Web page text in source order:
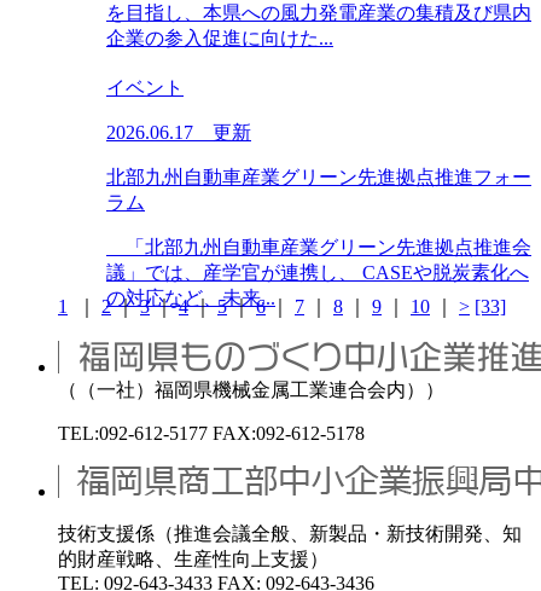
を目指し、本県への風力発電産業の集積及び県内
企業の参入促進に向けた...
イベント
2026.06.17 更新
北部九州自動車産業グリーン先進拠点推進フォー
ラム
「北部九州自動車産業グリーン先進拠点推進会
議」では、産学官が連携し、 CASEや脱炭素化へ
の対応など、未来...
1 2｜3｜4｜5｜6｜ 7 8 9 10 > [33]
（（一社）福岡県機械金属工業連合会内））
TEL:092-612-5177 FAX:092-612-5178
技術支援係（推進会議全般、新製品・新技術開発、知
的財産戦略、生産性向上支援）
TEL: 092-643-3433 FAX: 092-643-3436